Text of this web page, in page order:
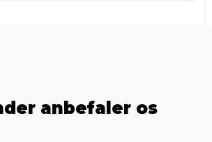
anbefaler os